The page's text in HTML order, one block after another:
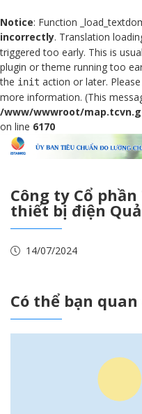
Notice: Function
incorrectly. Translation
triggered too early. This is
plugin or theme running too
the init action or later.
more information. (This
/www/wwwroot/
on line 6170
Công ty Cổ
thiết bị điện
14/07/2024
Có thể bạn